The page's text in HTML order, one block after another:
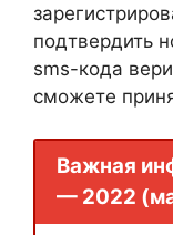
подтвердить
sms-кода
сможете
Важная
— 2022